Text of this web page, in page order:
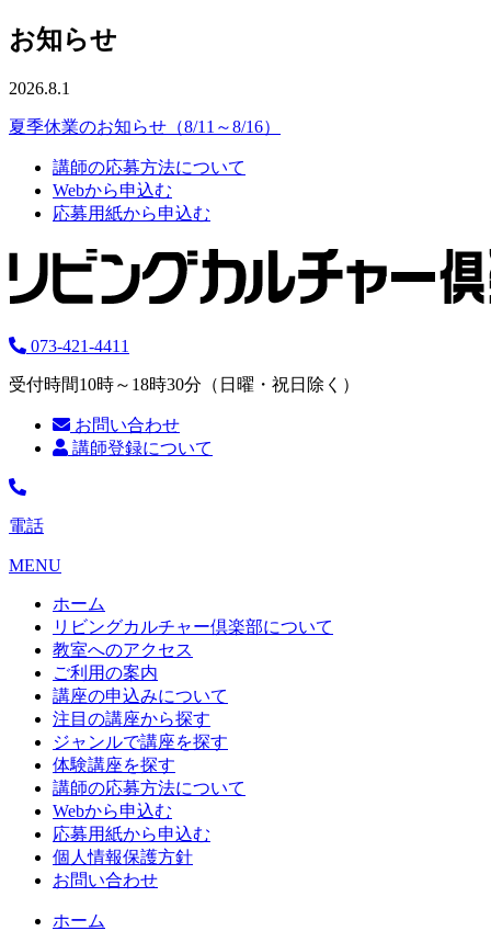
お知らせ
2026.8.1
夏季休業のお知らせ（8/11～8/16）
講師の応募方法について
Webから申込む
応募用紙から申込む
073-421-4411
受付時間10時～18時30分（日曜・祝日除く）
お問い合わせ
講師登録について
電話
MENU
ホーム
リビングカルチャー倶楽部について
教室へのアクセス
ご利用の案内
講座の申込みについて
注目の講座から探す
ジャンルで講座を探す
体験講座を探す
講師の応募方法について
Webから申込む
応募用紙から申込む
個人情報保護方針
お問い合わせ
ホーム